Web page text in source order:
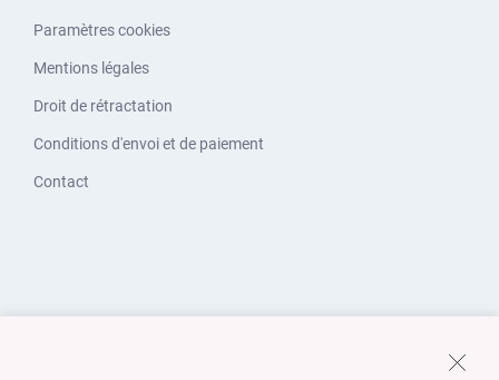
Paramètres cookies
Mentions légales
Droit de rétractation
Conditions d'envoi et de paiement
Contact